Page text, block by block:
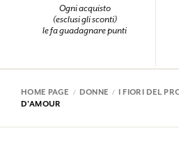
Ogni acquisto
(esclusi gli sconti)
le fa guadagnare punti
HOME PAGE DONNE I FIORI DEL
D'AMOUR